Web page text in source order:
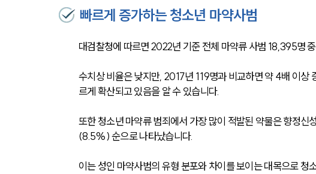
빠르게 증가하는 청소년 마약사범
대검찰청에 따르면 2022년 기준 전체 마약류 사범 18,395명
수치상 비율은 낮지만, 2017년 119명과 비교하면 약 4배 이상
르게 확산되고 있음을 알 수 있습니다.
또한 청소년 마약류 범죄에서 가장 많이 적발된 약물은 향정
(8.5%) 순으로 나타났습니다.
이는 성인 마약사범의 유형 분포와 차이를 보이는 대목으로